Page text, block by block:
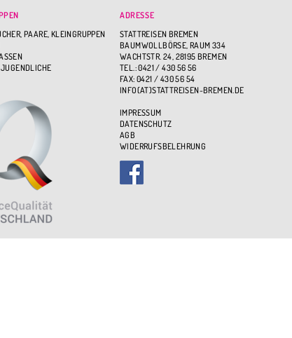
PAARE, KLEINGRUPPEN
ADRESSE
STATTREISEN BREMEN
BAUMWOLLBÖRSE, RAUM 334
WACHTSTR. 24, 28195 BREMEN
TEL.: 0421 / 430 56 56
FAX: 0421 / 430 56 54
INFO(AT)STATTREISEN-BREMEN.DE
IMPRESSUM
DATENSCHUTZ
AGB
WIDERRUFSBELEHRUNG